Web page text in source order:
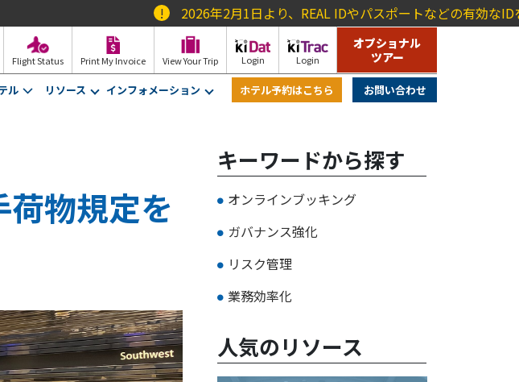
2026年2月1日より、REAL IDやパスポートなどの有効なIDを持たない旅
Flight Status Print My Invoice View Your Trip Login Login
オプショナル
ツアー
ル リソース インフォメーション ホテル予約はこちら お問い合わせ
物規定を
キーワードから探す
オンラインブッキング
ガバナンス強化
リスク管理
業務効率化
人気のリソース